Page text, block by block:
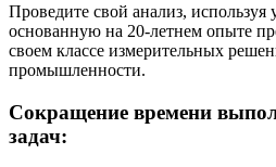
Проведите свой анализ,
основанную на 20-летнем опыте
своем классе измерительных
промышленности.
Сокращение времени
задач: